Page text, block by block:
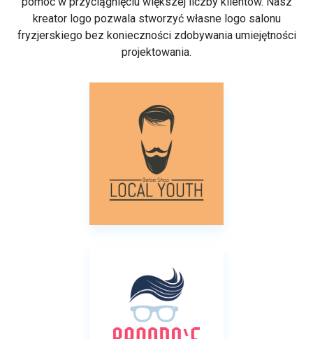
kreator logo pozwala stworzyć własne logo salonu
fryzjerskiego bez konieczności zdobywania umiejętności
projektowania.